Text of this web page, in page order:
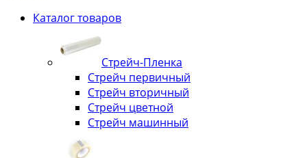
Каталог товаров
Стрейч-Пленка
Стрейч первичный
Стрейч вторичный
Стрейч цветной
Стрейч машинный